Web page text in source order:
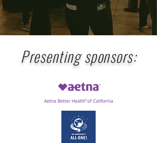
Presenting sponsors: